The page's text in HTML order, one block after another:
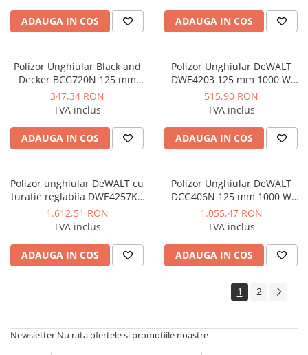
ADAUGA IN COS ADAUGA IN COS
Polizor Unghiular Black and
Decker BCG720N 125 mm
8000 rpm
347,34 RON
TVA inclus
ADAUGA IN COS
Polizor Unghiular DeWALT
DWE4203 125 mm 1000 W
11.000 rpm
515,90 RON
TVA inclus
ADAUGA IN COS
Polizor unghiular DeWALT cu
turatie reglabila DWE4257KT
profesional 1500W Ø125mm
set pentru suprafete
1.612,51 RON
TVA inclus
ADAUGA IN COS
Polizor Unghiular DeWALT
DCG406N 125 mm 1000 W
9000 rpm
1.055,47 RON
TVA inclus
ADAUGA IN COS
1 2
Newsletter Nu rata ofertele si promotiile noastre